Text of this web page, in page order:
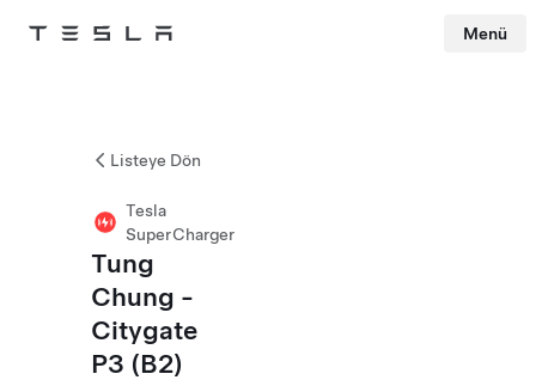
Tesla Menü
Listeye Dön
Tesla
SuperCharger
Tung
Chung -
Citygate
P3 (B2)